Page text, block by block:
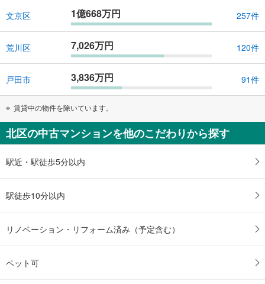
文京区 1億668万円 257件
荒川区 7,026万円 120件
戸田市 3,836万円 91件
賃貸中の物件を除いています。
北区の中古マンションを他のこだわりから探す
駅近・駅徒歩5分以内
駅徒歩10分以内
リノベーション・リフォーム済み（予定含む）
ペット可